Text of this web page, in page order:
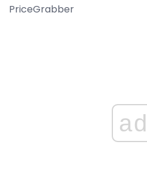
PriceGrabber
ad